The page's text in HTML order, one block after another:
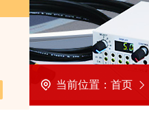
当前位置： 首页